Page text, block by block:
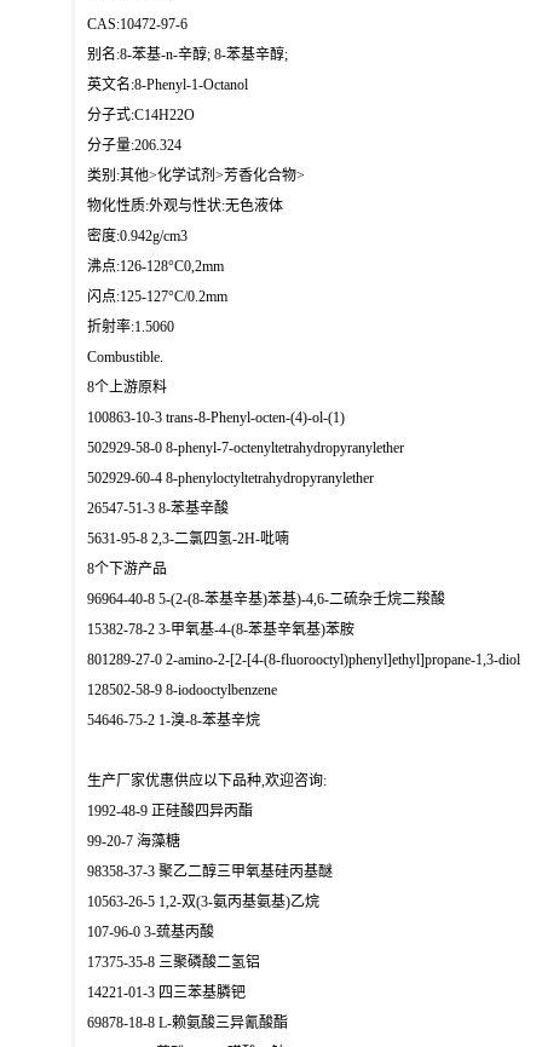
CAS:10472-97-6
别名:8-苯基-n-辛醇; 8-苯基辛醇;
英文名:8-Phenyl-1-Octanol
分子式:C14H22O
分子量:206.324
类别:其他>化学试剂>芳香化合物>
物化性质:外观与性状:无色液体
密度:0.942g/cm3
沸点:126-128°C0,2mm
闪点:125-127°C/0.2mm
折射率:1.5060
Combustible.
8个上游原料
100863-10-3 trans-8-Phenyl-octen-(4)-ol-(1)
502929-58-0 8-phenyl-7-octenyltetrahydropyranylether
502929-60-4 8-phenyloctyltetrahydropyranylether
26547-51-3 8-苯基辛酸
5631-95-8 2,3-二氯四氢-2H-吡喃
8个下游产品
96964-40-8 5-(2-(8-苯基辛基)苯基)-4,6-二硫杂壬烷二羧酸
15382-78-2 3-甲氧基-4-(8-苯基辛氧基)苯胺
801289-27-0 2-amino-2-[2-[4-(8-fluorooctyl)phenyl]ethyl]propane-1,3-diol
128502-58-9 8-iodooctylbenzene
54646-75-2 1-溴-8-苯基辛烷
生产厂家优惠供应以下品种,欢迎咨询:
1992-48-9 正硅酸四异丙酯
99-20-7 海藻糖
98358-37-3 聚乙二醇三甲氧基硅丙基醚
10563-26-5 1,2-双(3-氨丙基氨基)乙烷
107-96-0 3-巯基丙酸
17375-35-8 三聚磷酸二氢铝
14221-01-3 四三苯基膦钯
69878-18-8 L-赖氨酸三异氰酸酯